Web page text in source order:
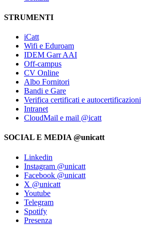
STRUMENTI
iCatt
Wifi e Eduroam
IDEM Garr AAI
Off-campus
CV Online
Albo Fornitori
Bandi e Gare
Verifica certificati e autocertificazioni
Intranet
CloudMail e mail @icatt
SOCIAL E MEDIA @unicatt
Linkedin
Instagram @unicatt
Facebook @unicatt
X @unicatt
Youtube
Telegram
Spotify
Presenza